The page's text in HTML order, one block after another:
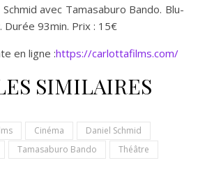
avec Tamasaburo Bando. Blu-
. Durée 93min. Prix : 15€
en ligne :https://carlottafilms.com/
SIMILAIRES
Cinéma
Daniel Schmid
Tamasaburo Bando
Théâtre